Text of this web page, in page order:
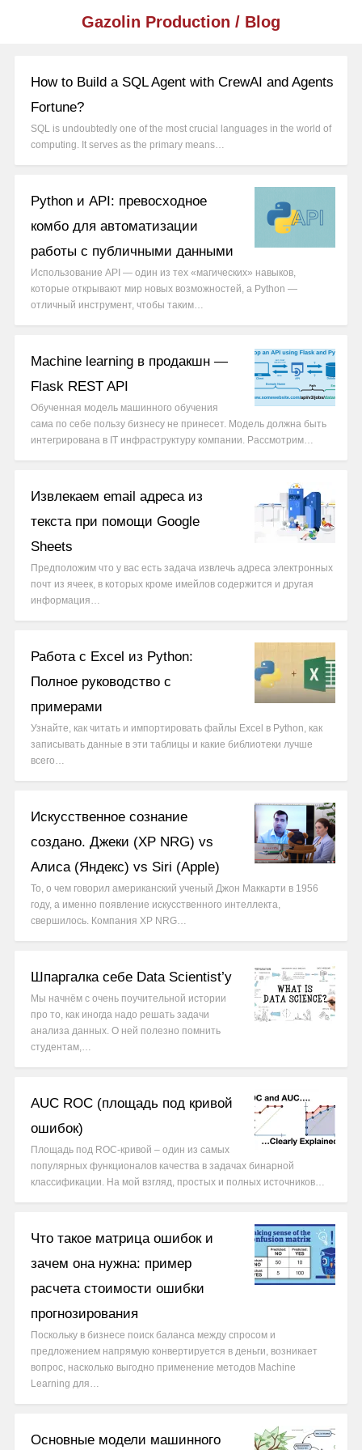
Gazolin Production / Blog
How to Build a SQL Agent with CrewAI and Agents
Fortune?
SQL is undoubtedly one of the most crucial languages in the world of
computing. It serves as the primary means…
Python и API: превосходное
комбо для автоматизации
работы с публичными данными
Использование API — один из тех «магических» навыков,
которые открывают мир новых возможностей, а Python —
отличный инструмент, чтобы таким…
Machine learning в продакшн —
Flask REST API
Обученная модель машинного обучения
сама по себе пользу бизнесу не принесет. Модель должна быть
интегрирована в IT инфраструктуру компании. Рассмотрим…
Извлекаем email адреса из
текста при помощи Google
Sheets
Предположим что у вас есть задача извлечь адреса электронных
почт из ячеек, в которых кроме имейлов содержится и другая
информация…
Работа с Excel из Python:
Полное руководство с
примерами
Узнайте, как читать и импортировать файлы Excel в Python, как
записывать данные в эти таблицы и какие библиотеки лучше
всего…
Искусственное сознание
создано. Джеки (XP NRG) vs
Алиса (Яндекс) vs Siri (Apple)
То, о чем говорил американский ученый Джон Маккарти в 1956
году, а именно появление искусственного интеллекта,
свершилось. Компания XP NRG…
Шпаргалка себе Data Scientist’у
Мы начнём с очень поучительной истории
про то, как иногда надо решать задачи
анализа данных. О ней полезно помнить
студентам,…
AUC ROC (площадь под кривой
ошибок)
Площадь под ROC-кривой – один из самых
популярных функционалов качества в задачах бинарной
классификации. На мой взгляд, простых и полных источников…
Что такое матрица ошибок и
зачем она нужна: пример
расчета стоимости ошибки
прогнозирования
Поскольку в бизнесе поиск баланса между спросом и
предложением напрямую конвертируется в деньги, возникает
вопрос, насколько выгодно применение методов Machine
Learning для…
Основные модели машинного